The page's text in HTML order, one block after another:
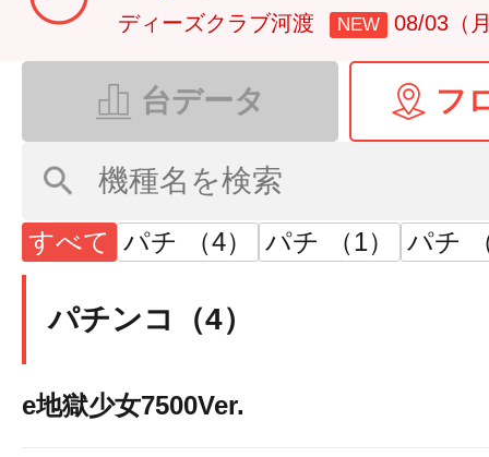
ディーズクラブ河渡 NEW 08/03（
台データ フ
すべて パチ （4） パチ （1） パチ
パチンコ（4）
e地獄少女7500Ver.